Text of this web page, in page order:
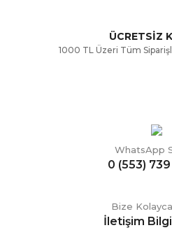
Gönder
ÜCRETSİZ
1000 TL Üzeri Tüm
WhatsApp
0 (553)
Bize Kolayca
İletişim